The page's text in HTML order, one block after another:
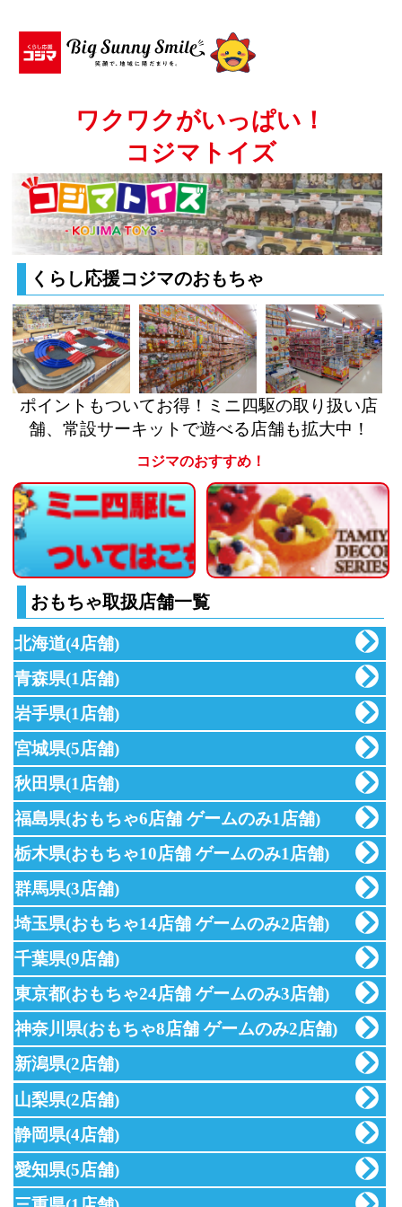
ワクワクがいっぱい！
コジマトイズ
くらし応援コジマのおもちゃ
ポイントもついてお得！ミニ四駆の取り扱い店
舗、常設サーキットで遊べる店舗も拡大中！
コジマのおすすめ！
ミニ四駆についてはこちら
おもちゃ取扱店舗一覧
北海道(4店舗)
青森県(1店舗)
岩手県(1店舗)
宮城県(5店舗)
秋田県(1店舗)
福島県(おもちゃ6店舗 ゲームのみ1店舗)
栃木県(おもちゃ10店舗 ゲームのみ1店舗)
群馬県(3店舗)
埼玉県(おもちゃ14店舗 ゲームのみ2店舗)
千葉県(9店舗)
東京都(おもちゃ24店舗 ゲームのみ3店舗)
神奈川県(おもちゃ8店舗 ゲームのみ2店舗)
新潟県(2店舗)
山梨県(2店舗)
静岡県(4店舗)
愛知県(5店舗)